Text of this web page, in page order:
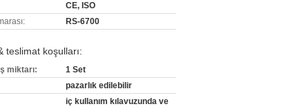
CE, ISO
RS-6700
teslimat koşulları:
miktarı:
1 Set
pazarlık edilebilir
iç kullanım kılavuzunda ve